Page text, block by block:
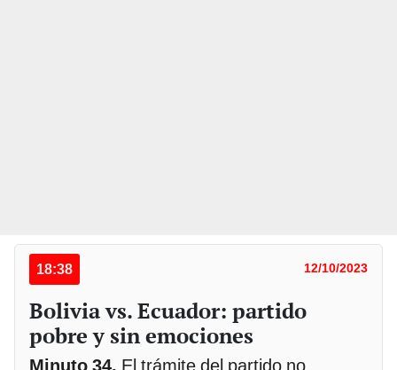
18:38 12/10/2023
Bolivia vs. Ecuador: partido
pobre y sin emociones